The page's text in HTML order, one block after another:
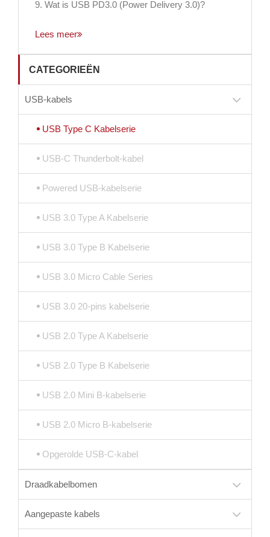
9. Wat is USB PD3.0 (Power Delivery 3.0)?
Lees meer
CATEGORIEËN
USB-kabels
USB Type C Kabelserie
USB-C Thunderbolt-kabel
Powered USB-kabelserie
USB 3.0 Type A Kabelserie
USB 3.0 Type B Kabelserie
USB 3.0 Micro Cable Series
USB 3.0 20-pins kabelserie
USB 2.0 Type A Kabelserie
USB 2.0 Type B Kabelserie
USB 2.0 Mini B-kabelserie
USB 2.0 Micro B-kabelserie
Opgerolde USB-C-kabel
Draadkabelbomen
Aangepaste kabels